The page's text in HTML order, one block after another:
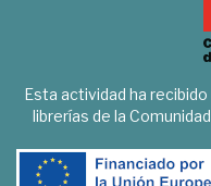
Esta actividad ha
librerías de la